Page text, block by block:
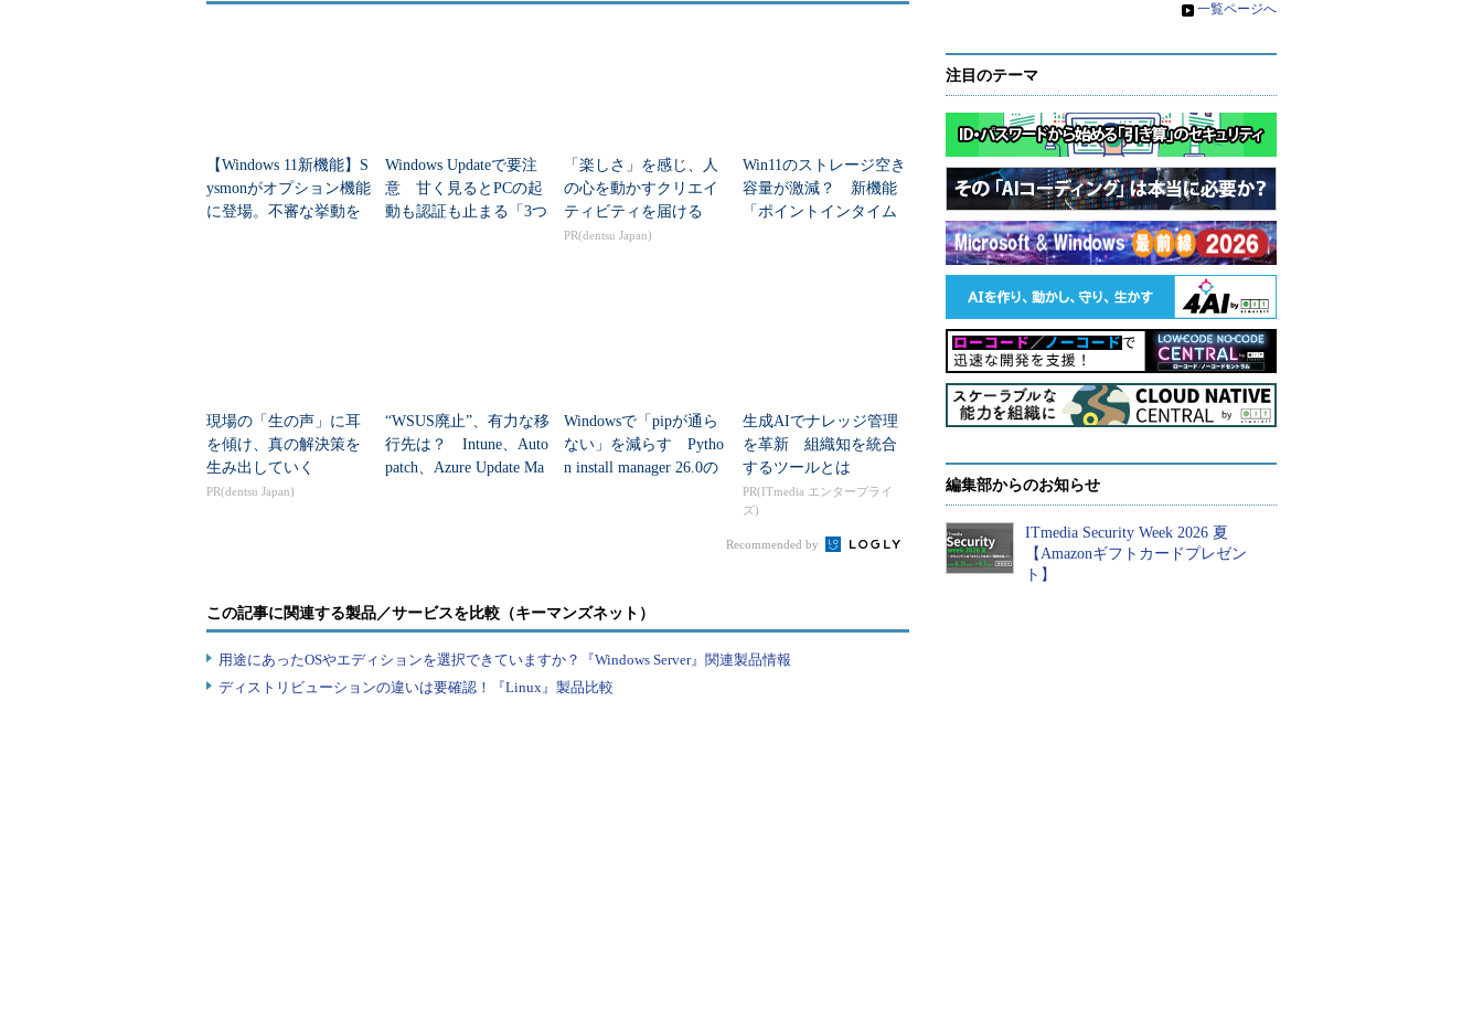
スをユーザーやシステムのPATH環境変数に登録しておけば、コマンドプロンプトや
Windows PowerShell、「ファイル名を指定して実行」など、どこからでもファイル名だけ
でツールを呼び出すことができて便利です。
トリ内に上書きする、あるいはSysinternals Suiteの最新版をダウンロードして同じディレ
クトリに全て上書きするといった作業が必要です。
長年、今説明したような手作業を行ってきたのですが、PowerShellスクリプトで自動化
して、作業を楽にしたいと考えるようになりました。そして完成したのが、以下の
[Net.ServicePointManager]::SecurityProtocol
$InstallTo = "$env:ProgramFiles\SysinternalsSuite"
【Windows 11新機能】S
ysmonがオプション機能
に登場。不審な挙動を
Windows Updateで要注
意 甘く見るとPCの起
動も認証も止まる「3つ
「楽しさ」を感じ、人
の心を動かすクリエイ
ティビティを届ける
PR(dentsu Japan)
Win11のストレージ空き
容量が激減？ 新機能
「ポイントインタイム
現場の「生の声」に耳
を傾け、真の解決策を
生み出していく
PR(dentsu Japan)
“WSUS廃止”、有力な移
行先は？ Intune、Auto
patch、Azure Update Ma
Windowsで「pipが通ら
ない」を減らす Pytho
n install manager 26.0の
生成AIでナレッジ管理
を革新 組織知を統合
するツールとは
PR(ITmedia エンタープライ
ズ)
Recommended by
この記事に関連する製品／サービスを比較（キーマンズネット）
用途にあったOSやエディションを選択できていますか？『Windows Server』関連製品情報
ディストリビューションの違いは要確認！『Linux』製品比較
» 一覧ページへ
注目のテーマ
編集部からのお知らせ
ITmedia Security Week 2026 夏
【Amazonギフトカードプレゼン
ト】